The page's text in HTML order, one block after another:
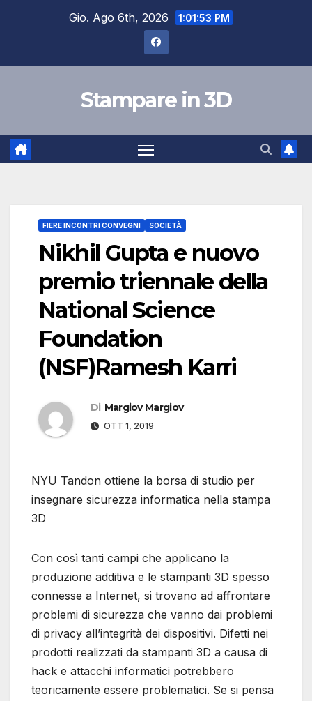
Gio. Ago 6th, 2026 1:01:54 PM
Stampare in 3D
FIERE INCONTRI CONVEGNI SOCIETÀ
Nikhil Gupta e nuovo
premio triennale della
National Science
Foundation
(NSF)Ramesh Karri
Di Margiov Margiov
OTT 1, 2019
NYU Tandon ottiene la borsa di studio per
insegnare sicurezza informatica nella stampa
3D
Con così tanti campi che applicano la
produzione additiva e le stampanti 3D spesso
connesse a Internet, si trovano ad affrontare
problemi di sicurezza che vanno dai problemi
di privacy all’integrità dei dispositivi. Difetti nei
prodotti realizzati da stampanti 3D a causa di
hack e attacchi informatici potrebbero
teoricamente essere problematici. Se si pensa